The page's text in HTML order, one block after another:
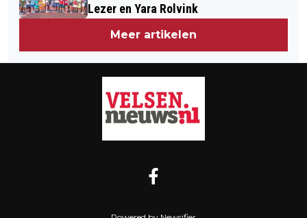
Lezer en Yara Rolvink
Meer artikelen